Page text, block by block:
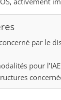
par le
pour l’IAE